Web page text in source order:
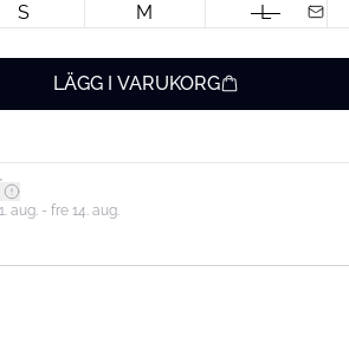
S M L
LÄGG I VARUKORG
*
aug. - fre 14. aug.